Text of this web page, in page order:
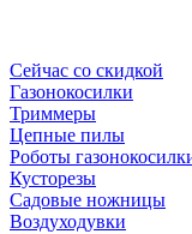
Сейчас со скидкой
Газонокосилки
Триммеры
Цепные пилы
Роботы
Кусторезы
Садовые ножницы
Воздуходувки